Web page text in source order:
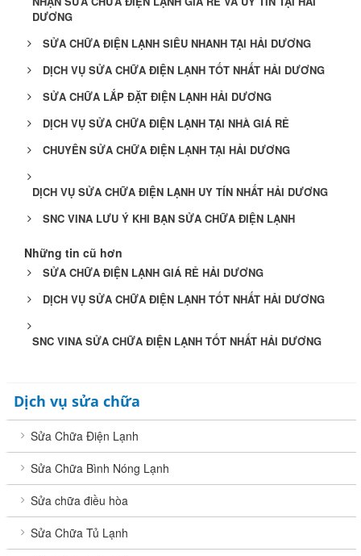
DƯƠNG
SỬA CHỮA ĐIỆN LẠNH SIÊU NHANH TẠI HẢI DƯƠNG
DỊCH VỤ SỬA CHỮA ĐIỆN LẠNH TỐT NHẤT HẢI DƯƠNG
SỬA CHỮA LẮP ĐẶT ĐIỆN LẠNH HẢI DƯƠNG
DỊCH VỤ SỬA CHỮA ĐIỆN LẠNH TẠI NHÀ GIÁ RẺ
CHUYÊN SỬA CHỮA ĐIỆN LẠNH TẠI HẢI DƯƠNG
DỊCH VỤ SỬA CHỮA ĐIỆN LẠNH UY TÍN NHẤT HẢI DƯƠNG
SNC VINA LƯU Ý KHI BẠN SỬA CHỮA ĐIỆN LẠNH
Những tin cũ hơn
SỬA CHỮA ĐIỆN LẠNH GIÁ RẺ HẢI DƯƠNG
DỊCH VỤ SỬA CHỮA ĐIỆN LẠNH TỐT NHẤT HẢI DƯƠNG
SNC VINA SỬA CHỮA ĐIỆN LẠNH TỐT NHẤT HẢI DƯƠNG
Dịch vụ sửa chữa
Sửa Chữa Điện Lạnh
Sửa Chữa Bình Nóng Lạnh
Sửa chữa điều hòa
Sửa Chữa Tủ Lạnh